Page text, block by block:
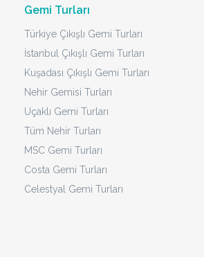
Gemi Turları
Türkiye Çıkışlı Gemi Turları
İstanbul Çıkışlı Gemi Turları
Kuşadası Çıkışlı Gemi Turları
Nehir Gemisi Turları
Uçaklı Gemi Turları
Tüm Nehir Turları
MSC Gemi Turları
Costa Gemi Turları
Celestyal Gemi Turları